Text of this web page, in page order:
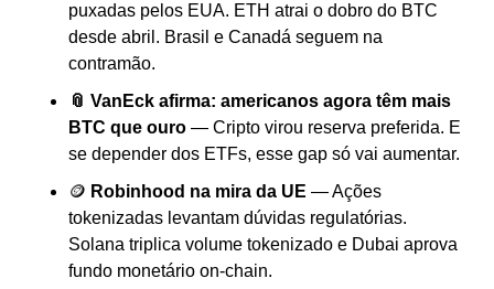
puxadas pelos EUA. ETH atrai o dobro do BTC
desde abril. Brasil e Canadá seguem na
contramão.
📎 VanEck afirma: americanos agora têm mais
BTC que ouro — Cripto virou reserva preferida. E
se depender dos ETFs, esse gap só vai aumentar.
🪙 Robinhood na mira da UE — Ações
tokenizadas levantam dúvidas regulatórias.
Solana triplica volume tokenizado e Dubai aprova
fundo monetário on-chain.